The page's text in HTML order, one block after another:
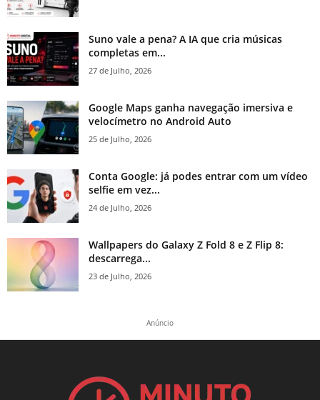
Suno vale a pena? A IA que cria músicas
completas em...
27 de Julho, 2026
Google Maps ganha navegação imersiva e
velocímetro no Android Auto
25 de Julho, 2026
Conta Google: já podes entrar com um vídeo
selfie em vez...
24 de Julho, 2026
Wallpapers do Galaxy Z Fold 8 e Z Flip 8:
descarrega...
23 de Julho, 2026
Anúncio